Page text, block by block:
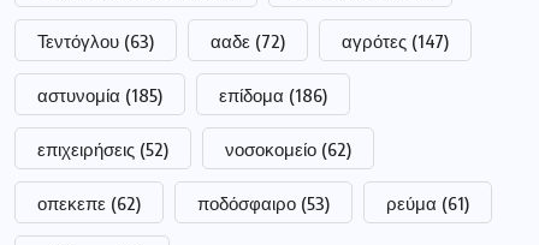
Τεντόγλου (63) ααδε (72) αγρότες (147)
αστυνομία (185) επίδομα (186)
επιχειρήσεις (52) νοσοκομείο (62)
οπεκεπε (62) ποδόσφαιρο (53) ρεύμα (61)